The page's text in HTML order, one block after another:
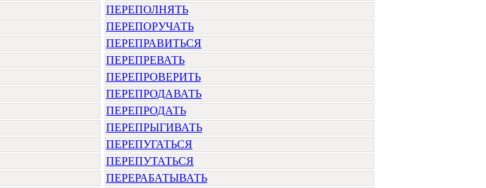
ПЕРЕПОЛНЯТЬ
ПЕРЕПОРУЧАТЬ
ПЕРЕПРАВИТЬСЯ
ПЕРЕПРЕВАТЬ
ПЕРЕПРОВЕРИТЬ
ПЕРЕПРОДАВАТЬ
ПЕРЕПРОДАТЬ
ПЕРЕПРЫГИВАТЬ
ПЕРЕПУГАТЬСЯ
ПЕРЕПУТАТЬСЯ
ПЕРЕРАБАТЫВАТЬ